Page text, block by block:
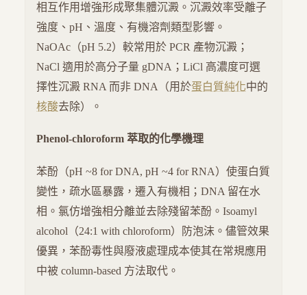
相互作用增強形成聚集體沉澱。沉澱效率受離子
強度、pH、溫度、有機溶劑類型影響。
NaOAc（pH 5.2）較常用於 PCR 產物沉澱；
NaCl 適用於高分子量 gDNA；LiCl 高濃度可選
擇性沉澱 RNA 而非 DNA（用於蛋白質純化中的
核酸去除）。
Phenol-chloroform 萃取的化學機理
苯酚（pH ~8 for DNA, pH ~4 for RNA）使蛋白質
變性，疏水區暴露，遷入有機相；DNA 留在水
相。氯仿增強相分離並去除殘留苯酚。Isoamyl
alcohol（24:1 with chloroform）防泡沫。儘管效果
優異，苯酚毒性與廢液處理成本使其在常規應用
中被 column-based 方法取代。